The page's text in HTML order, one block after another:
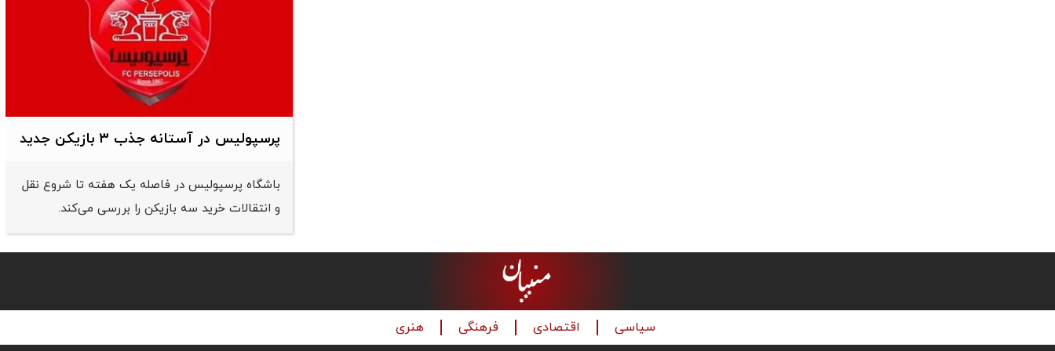
پرسپولیس در آستانه جذب ۳ بازیکن جدید
باشگاه پرسپولیس در فاصله یک هفته تا شروع نقل
و انتقالات خرید سه بازیکن را بررسی می‌کند.
سیاسی اقتصادی فرهنگی هنری